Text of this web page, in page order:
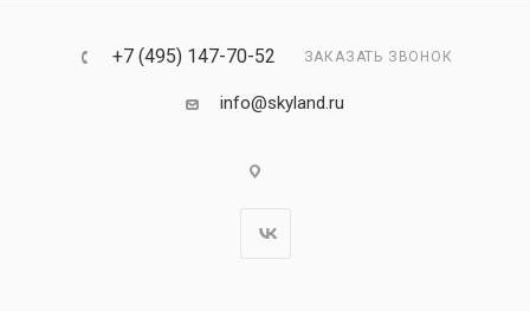
+7 (495) 147-70-52 ЗАКАЗАТЬ ЗВОНОК
info@skyland.ru